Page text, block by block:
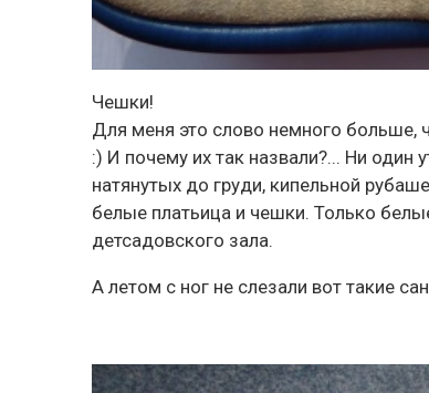
Чешки!
Для меня это слово немного больше,
:) И почему их так назвали?... Ни один
натянутых до груди, кипельной
белые платьица и чешки. Только
детсадовского зала.
А летом с ног не слезали вот такие